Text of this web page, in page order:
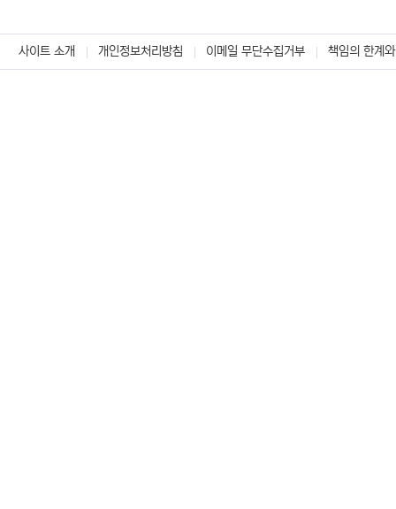
사이트 소개 개인정보처리방침 이메일 무단수집거부 책임의 한계